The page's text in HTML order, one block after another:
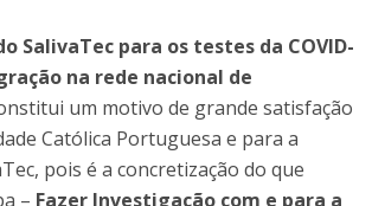
SalivaTec para os testes da COVID-
na rede nacional de
um motivo de grande satisfação
Católica Portuguesa e para a
pois é a concretização do que
– Fazer Investigação com e para a